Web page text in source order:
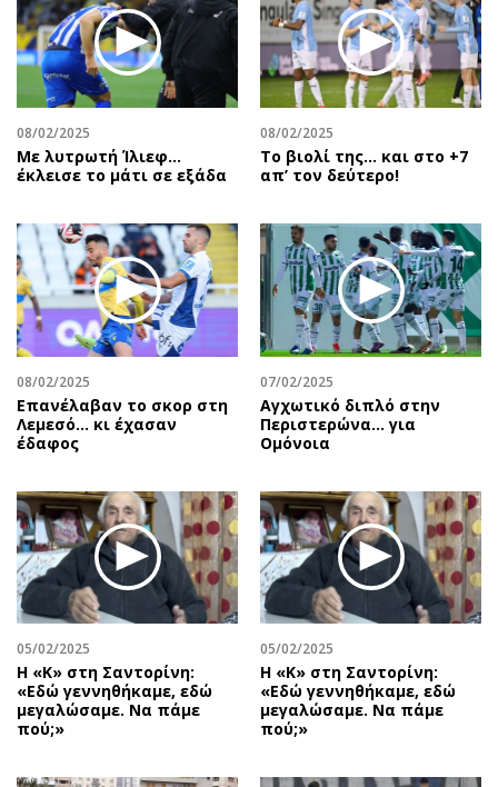
08/02/2025
Με λυτρωτή Ίλιεφ…
έκλεισε το μάτι σε εξάδα
08/02/2025
Το βιολί της… και στο +7
απ’ τον δεύτερο!
08/02/2025
Επανέλαβαν το σκορ στη
Λεμεσό… κι έχασαν
έδαφος
07/02/2025
Αγχωτικό διπλό στην
Περιστερώνα… για
Ομόνοια
05/02/2025
Η «Κ» στη Σαντορίνη:
«Εδώ γεννηθήκαμε, εδώ
μεγαλώσαμε. Να πάμε
πού;»
05/02/2025
Η «Κ» στη Σαντορίνη:
«Εδώ γεννηθήκαμε, εδώ
μεγαλώσαμε. Να πάμε
πού;»